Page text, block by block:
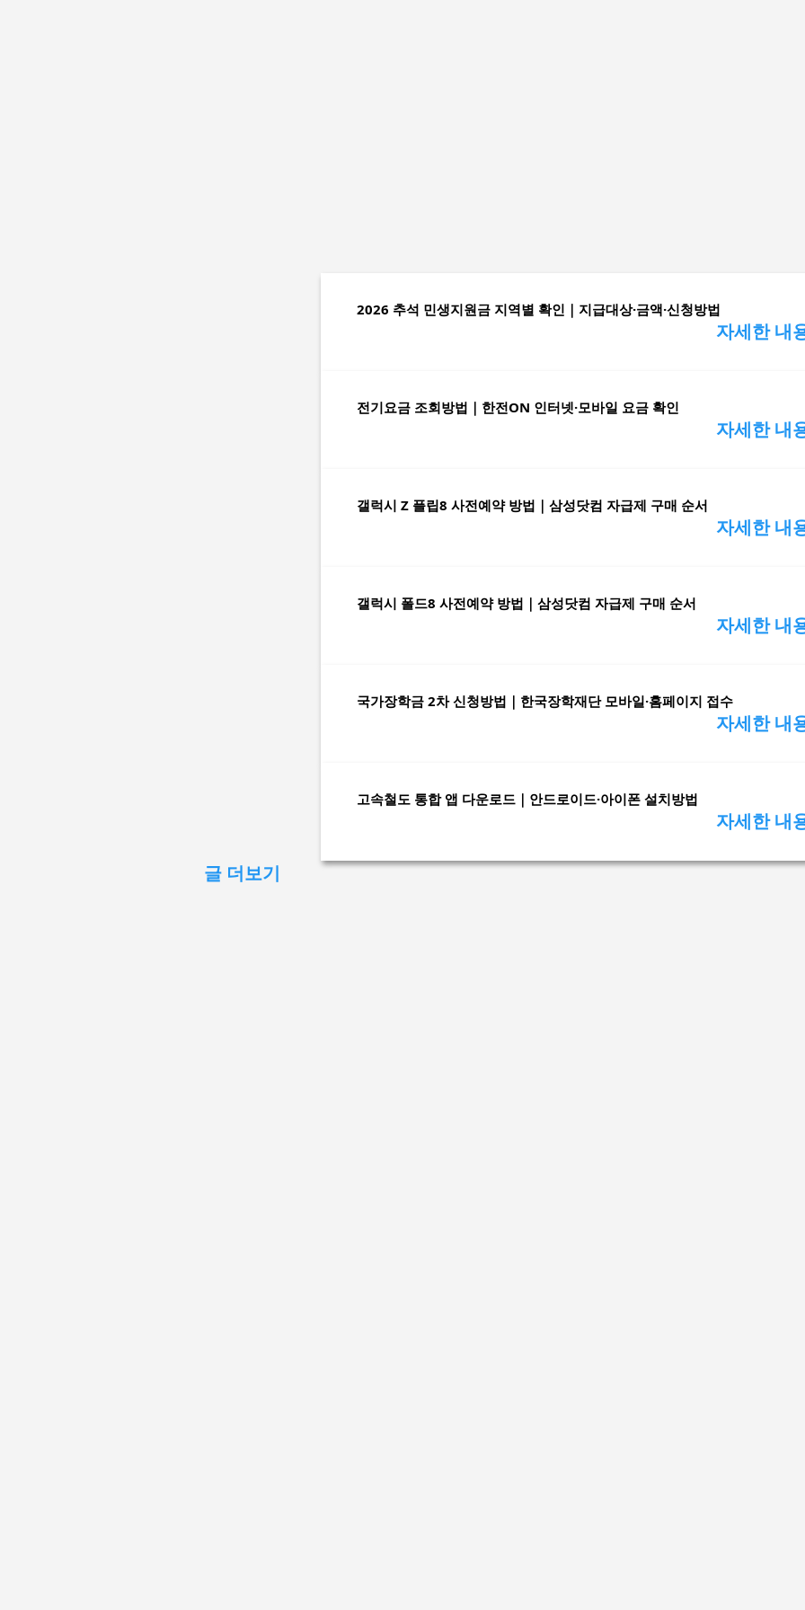
2026 추석 민생지원금 지역별 확인｜지급대상·금액·신청방법
자세한 내
전기요금 조회방법｜한전ON 인터넷·모바일 요금 확인
자세한 내
갤럭시 Z 플립8 사전예약 방법｜삼성닷컴 자급제 구매 순서
자세한 내
갤럭시 폴드8 사전예약 방법｜삼성닷컴 자급제 구매 순서
자세한 내
국가장학금 2차 신청방법｜한국장학재단 모바일·홈페이지 접수
자세한 내
고속철도 통합 앱 다운로드｜안드로이드·아이폰 설치방법
자세한 내
글 더보기